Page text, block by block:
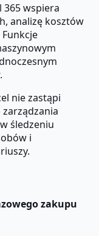
365 wspiera
analizę kosztów
nie zastąpi
śledzeniu
i
zakupu